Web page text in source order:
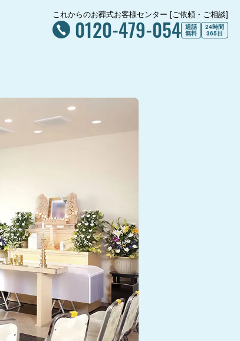
これからのお葬式お客様センター [ご依頼・ご相談]
0120-479-054 通話
無料
24時間
365日